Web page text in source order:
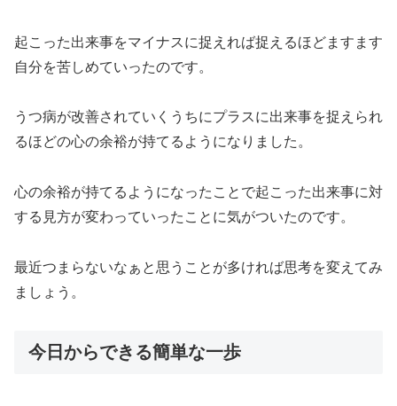
起こった出来事をマイナスに捉えれば捉えるほどますます
自分を苦しめていったのです。
うつ病が改善されていくうちにプラスに出来事を捉えられ
るほどの心の余裕が持てるようになりました。
心の余裕が持てるようになったことで起こった出来事に対
する見方が変わっていったことに気がついたのです。
最近つまらないなぁと思うことが多ければ思考を変えてみ
ましょう。
今日からできる簡単な一歩